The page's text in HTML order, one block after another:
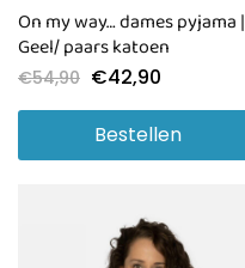
On my way… dames pyjama |
Geel/ paars katoen
€54,90 €42,90
Bestellen